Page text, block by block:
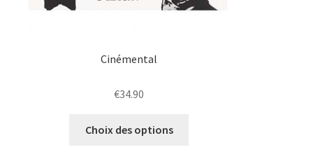
Cinémental
€34.90
Choix des options